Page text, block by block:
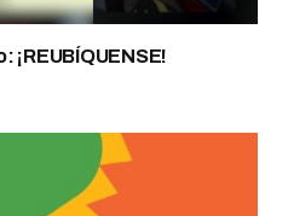
¡REUBÍQUENSE!